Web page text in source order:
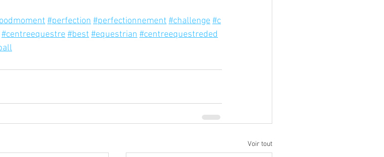
#perfection #perfectionnement #challenge #c
#centreequestre #best #equestrian #centreequestreded
Voir tout